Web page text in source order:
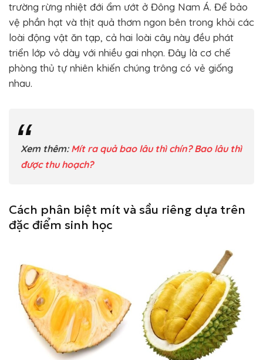
trường rừng nhiệt đới ẩm ướt ở Đông Nam Á. Để bảo
vệ phần hạt và thịt quả thơm ngon bên trong khỏi các
loài động vật ăn tạp, cả hai loài cây này đều phát
triển lớp vỏ dày với nhiều gai nhọn. Đây là cơ chế
phòng thủ tự nhiên khiến chúng trông có vẻ giống
nhau.
Xem thêm: Mít ra quả bao lâu thì chín? Bao lâu thì
được thu hoạch?
Cách phân biệt mít và sầu riêng dựa trên
đặc điểm sinh học